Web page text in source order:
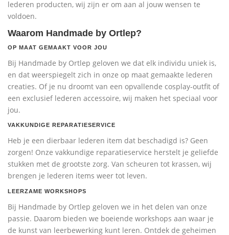
lederen producten, wij zijn er om aan al jouw wensen te
voldoen.
Waarom Handmade by Ortlep?
OP MAAT GEMAAKT VOOR JOU
Bij Handmade by Ortlep geloven we dat elk individu uniek is,
en dat weerspiegelt zich in onze op maat gemaakte lederen
creaties. Of je nu droomt van een opvallende cosplay-outfit of
een exclusief lederen accessoire, wij maken het speciaal voor
jou.
VAKKUNDIGE REPARATIESERVICE
Heb je een dierbaar lederen item dat beschadigd is? Geen
zorgen! Onze vakkundige reparatieservice herstelt je geliefde
stukken met de grootste zorg. Van scheuren tot krassen, wij
brengen je lederen items weer tot leven.
LEERZAME WORKSHOPS
Bij Handmade by Ortlep geloven we in het delen van onze
passie. Daarom bieden we boeiende workshops aan waar je
de kunst van leerbewerking kunt leren. Ontdek de geheimen